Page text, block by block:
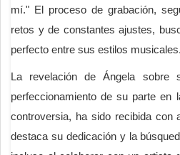
mí." El proceso de grabación,
retos y de constantes ajustes,
perfecto entre sus estilos musicales.
La revelación de Ángela sobre
perfeccionamiento de su parte en
controversia, ha sido recibida con
destaca su dedicación y la